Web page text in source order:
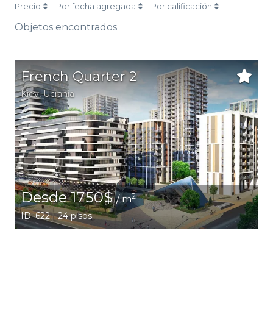
Precio Por fecha agregada Por calificación
Objetos encontrados
French Quarter 2
Kiev,Ucrania
Desde 1750$/ m2
ID: 622 | 24 pisos